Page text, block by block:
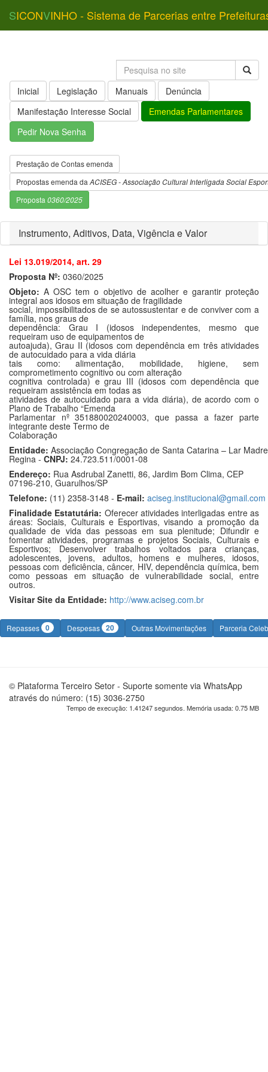
SICONVINHO - Sistema de Parcerias entre
Inicial Legislação Manuais
Denúncia
Manifestação Interesse Social
Emendas Parlamentares
Pedir Nova Senha
Prestação de Contas emenda
Propostas emenda da ACISEG - Associação Cultural Interligada Social
Proposta 0360/2025
Instrumento, Aditivos, Data, Vigência e Valor
Lei 13.019/2014, art. 29
Proposta Nº: 0360/2025
Objeto: A OSC tem o objetivo de acolher e garantir proteção
integral aos idosos em situação de fragilidade
social, impossibilitados de se autossustentar e de conviver com a
família, nos graus de
dependência: Grau I (idosos independentes, mesmo que
requeiram uso de equipamentos de
autoajuda), Grau II (idosos com dependência em três atividades
de autocuidado para a vida diária
tais como: alimentação, mobilidade, higiene, sem
comprometimento cognitivo ou com alteração
cognitiva controlada) e grau III (idosos com dependência que
requeiram assistência em todas as
atividades de autocuidado para a vida diária), de acordo com o
Plano de Trabalho “Emenda
Parlamentar nº 351880020240003, que passa a fazer parte
integrante deste Termo de
Colaboração
Entidade: Associação Congregação de Santa Catarina – Lar Madre
Regina - CNPJ: 24.723.511/0001-08
Endereço: Rua Asdrubal Zanetti, 86, Jardim Bom Clima, CEP
07196-210, Guarulhos/SP
Telefone: (11) 2358-3148 - E-mail: aciseg.institucional@gmail.com
Finalidade Estatutária: Oferecer atividades interligadas entre as
áreas: Sociais, Culturais e Esportivas, visando a promoção da
qualidade de vida das pessoas em sua plenitude; Difundir e
fomentar atividades, programas e projetos Sociais, Culturais e
Esportivos; Desenvolver trabalhos voltados para crianças,
adolescentes, jovens, adultos, homens e mulheres, idosos,
pessoas com deficiência, câncer, HIV, dependência química, bem
como pessoas em situação de vulnerabilidade social, entre
outros.
Visitar Site da Entidade: http://www.aciseg.com.br
Repasses 0 Despesas 20 Outras Movimentações Parceria
© Plataforma Terceiro Setor - Suporte somente via WhatsApp
através do número: (15) 3036-2750
Tempo de execução: 1.41247 segundos. Memória usada: 0.75 MB